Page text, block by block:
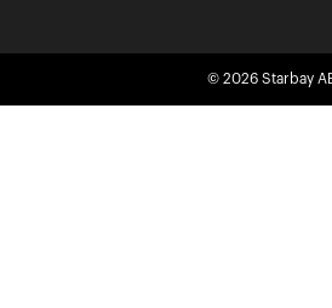
© 2026 Starbay